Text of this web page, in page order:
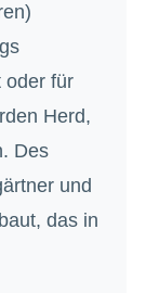
oder für
Herd,
Des
und
das in